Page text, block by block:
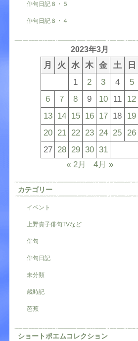
俳句日記８・５
俳句日記８・４
2023年3月
月 火 水 木 金 土
日
1
2 3 4
5
6
7 8 9 10 11
12
13 14 15 16 17 18 19
20 21 22 23 24 25 26
27 28 29 30 31
« 2月
4月 »
カテゴリー
イベント
上野貴子俳句TVなど
俳句
俳句日記
未分類
歳時記
芭蕉
ショートポエムコレクション